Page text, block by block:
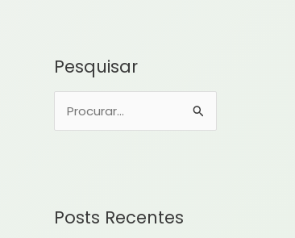
Pesquisar
u
Posts Recentes